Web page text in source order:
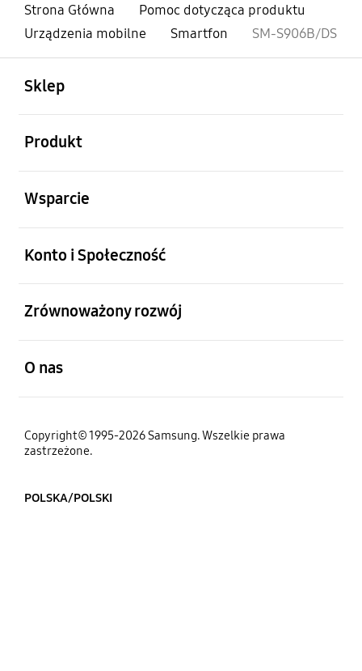
Strona Główna
Pomoc dotycząca produktu
Urządzenia mobilne
Smartfon SM-S906B/DS
Sklep
Produkt
Wsparcie
Konto i Społeczność
Zrównoważony rozwój
O nas
Copyright© 1995-2026 Samsung. Wszelkie prawa
zastrzeżone.
POLSKA/POLSKI